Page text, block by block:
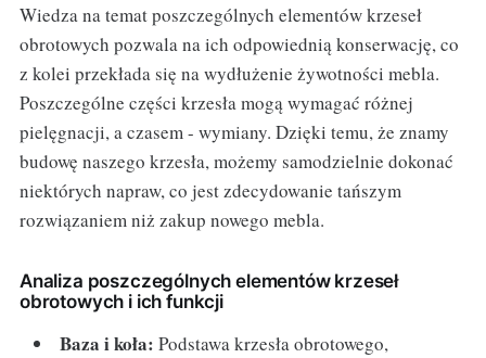
Wiedza na temat poszczególnych elementów krzeseł
obrotowych pozwala na ich odpowiednią konserwację, co
z kolei przekłada się na wydłużenie żywotności mebla.
Poszczególne części krzesła mogą wymagać różnej
pielęgnacji, a czasem - wymiany. Dzięki temu, że znamy
budowę naszego krzesła, możemy samodzielnie dokonać
niektórych napraw, co jest zdecydowanie tańszym
rozwiązaniem niż zakup nowego mebla.
Analiza poszczególnych elementów krzeseł
obrotowych i ich funkcji
Baza i koła: Podstawa krzesła obrotowego,